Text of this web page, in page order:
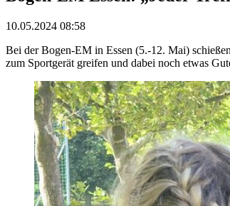
10.05.2024 08:58
Bei der Bogen-EM in Essen (5.-12. Mai)
zum Sportgerät greifen und dabei noch etwas